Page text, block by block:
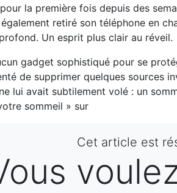
la première fois depuis des
retiré son téléphone en
Un esprit plus clair au réveil.
gadget sophistiqué pour se
de supprimer quelques sources
lui avait subtilement volé : un
sommeil » sur
Cet article est